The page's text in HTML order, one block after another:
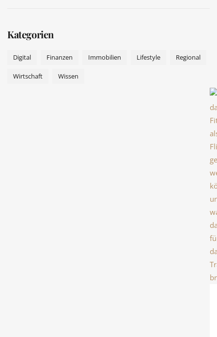
Kategorien
Digital Finanzen Immobilien Lifestyle Regional
Wirtschaft Wissen